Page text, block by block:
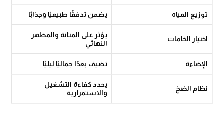
توزيع المياه يضمن تدفقًا طبيعيًا وجذابًا
اختيار الخامات
يؤثر على المتانة والمظهر
النهائي
الإضاءة تضيف بعدًا جماليًا ليليًا
نظام الضخ
يحدد كفاءة التشغيل
والاستمرارية